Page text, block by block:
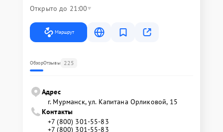
Открыто до 21:00
Маршрут
ОбзорОтзывы 225
Адрес
г. Мурманск, ул. Капитана Орликовой, 15
Контакты
+7 (800) 301-55-83
+7 (800) 301-55-83